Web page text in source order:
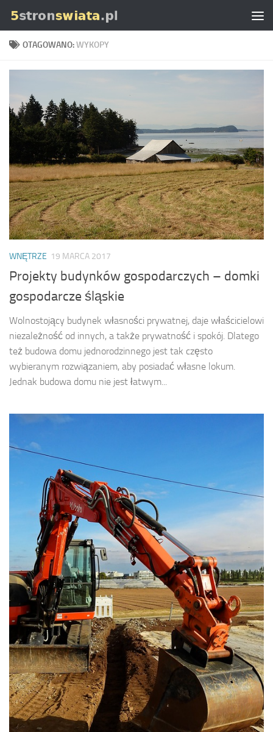
Skip to content
OTAGOWANO:WYKOPY
WNĘTRZE 19 MARCA 2017
Projekty budynków gospodarczych – domki
gospodarcze śląskie
Wolnostojący budynek własności prywatnej, daje właścicielowi
niezależność od innych, a także prywatność i spokój. Dlatego
też budowa domu jednorodzinnego jest tak często
wybieranym rozwiązaniem, aby posiadać własne lokum.
Jednak budowa domu nie jest łatwym...